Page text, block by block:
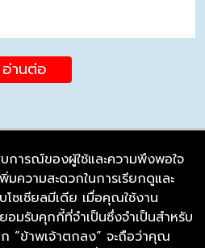
อ่านต่อ
Road,
บการณ์ของผู้ใช้และความพึงพอใจ
ความสะดวกในการเรียกดูและ
ซเชียลมีเดีย เมื่อคุณใช้งาน
มรับคุกกี้ที่จำเป็นซึ่งจำเป็นสำหรับ
“ข้าพเจ้าตกลง” จะถือว่าคุณ